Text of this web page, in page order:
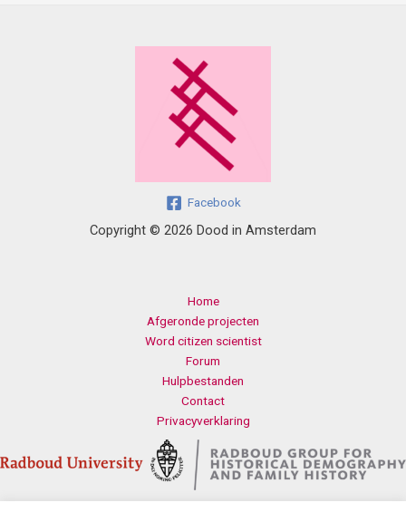
Facebook
Copyright © 2026 Dood in Amsterdam
Home
Afgeronde projecten
Word citizen scientist
Forum
Hulpbestanden
Contact
Privacyverklaring